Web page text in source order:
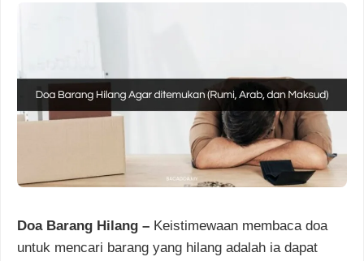
Doa Barang Hilang – Keistimewaan membaca doa
untuk mencari barang yang hilang adalah ia dapat